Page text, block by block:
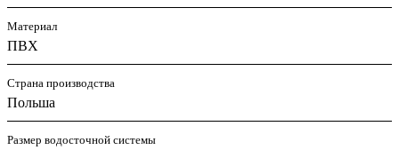
Материал
ПВХ
Страна производства
Польша
Размер водосточной системы